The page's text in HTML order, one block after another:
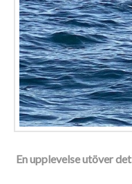
En upplevelse utöver